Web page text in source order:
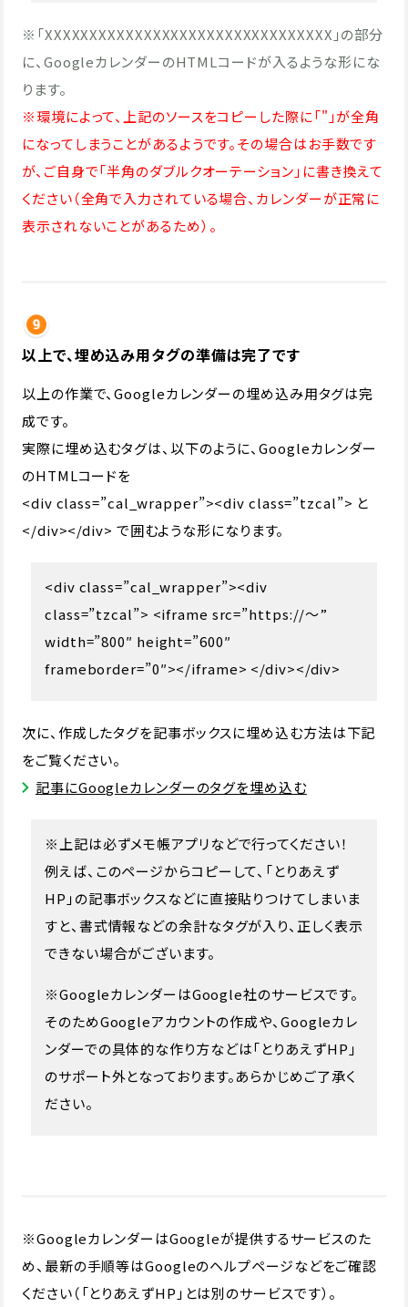
※「XXXXXXXXXXXXXXXXXXXXXXXXXXXXXXXX」の部分
に、GoogleカレンダーのHTMLコードが入るような形にな
ります。
※環境によって、上記のソースをコピーした際に「"」が全角
になってしまうことがあるようです。その場合はお手数です
が、ご自身で「半角のダブルクオーテーション」に書き換えて
ください（全角で入力されている場合、カレンダーが正常に
表示されないことがあるため）。
以上で、埋め込み用タグの準備は完了です
以上の作業で、Googleカレンダーの埋め込み用タグは完
成です。
実際に埋め込むタグは、以下のように、Googleカレンダー
のHTMLコードを
<div class=”cal_wrapper”><div class=”tzcal”> と
</div></div> で囲むような形になります。
<div class=”cal_wrapper”><div
class=”tzcal”> <iframe src=”https://〜”
width=”800″ height=”600″
frameborder=”0″></iframe> </div></div>
次に、作成したタグを記事ボックスに埋め込む方法は下記
をご覧ください。
記事にGoogleカレンダーのタグを埋め込む
※上記は必ずメモ帳アプリなどで行ってください！
例えば、このページからコピーして、「とりあえず
HP」の記事ボックスなどに直接貼りつけてしまいま
すと、書式情報などの余計なタグが入り、正しく表示
できない場合がございます。
※GoogleカレンダーはGoogle社のサービスです。
そのためGoogleアカウントの作成や、Googleカレ
ンダーでの具体的な作り方などは「とりあえずHP」
のサポート外となっております。あらかじめご了承く
ださい。
※GoogleカレンダーはGoogleが提供するサービスのた
め、最新の手順等はGoogleのヘルプページなどをご確認
ください（「とりあえずHP」とは別のサービスです）。